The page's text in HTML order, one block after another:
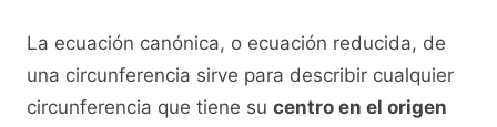
La ecuación canónica, o ecuación reducida, de
una circunferencia sirve para describir cualquier
circunferencia que tiene su centro en el origen